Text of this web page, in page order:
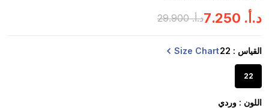
د.أ. 7.250 د.أ.‏
29.900
القياس : 22
Size Chart
22
اللون : وردي